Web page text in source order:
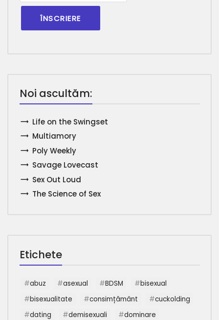
Noi ascultăm:
Life on the Swingset
Multiamory
Poly Weekly
Savage Lovecast
Sex Out Loud
The Science of Sex
Etichete
abuz asexual BDSM
bisexual
bisexualitate
consimțământ
cuckolding
dating
demisexuali
dominare